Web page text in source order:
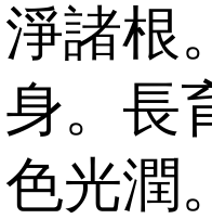
淨諸根
身。長
色光潤